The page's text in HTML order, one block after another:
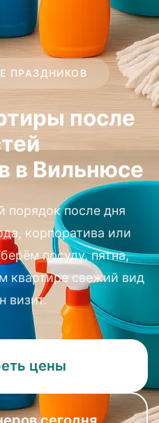
ПРАЗДНИКОВ
после
в Вильнюсе
порядок после дня
корпоратива или
посуду, пятна,
квартире свежий вид
визит.
цены